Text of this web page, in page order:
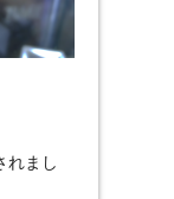
れまし